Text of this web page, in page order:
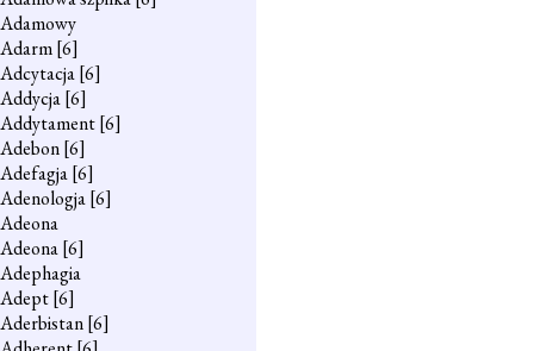
Adamowy
Adarm[6]
Adcytacja[6]
Addycja[6]
Addytament[6]
Adebon[6]
Adefagja[6]
Adenologja[6]
Adeona
Adeona[6]
Adephagia
Adept[6]
Aderbistan[6]